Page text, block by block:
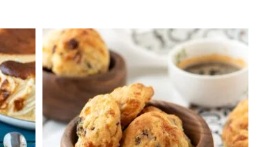
24
6
18 Min